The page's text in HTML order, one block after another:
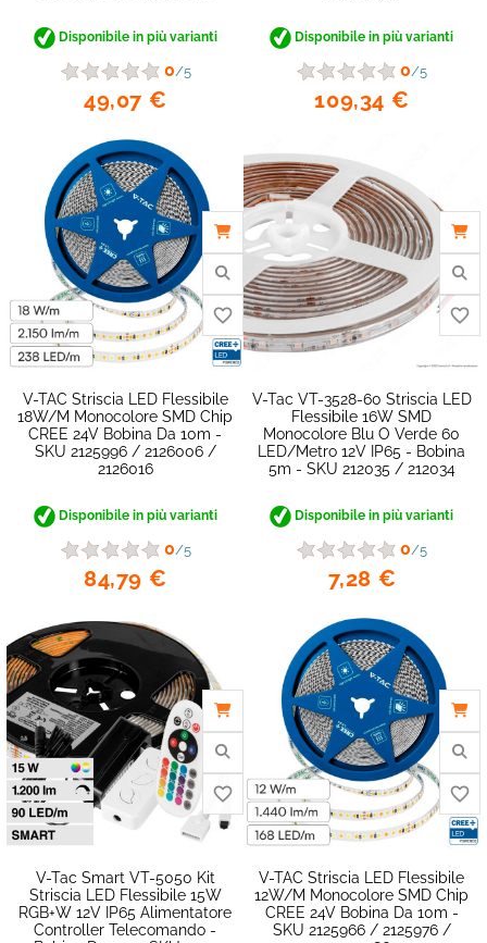
Disponibile in più varianti
0/5
49,07 €
Disponibile in più varianti
0/5
109,34 €
V-TAC Striscia LED Flessibile
18W/m Monocolore SMD Chip
CREE 24V Bobina Da 10m -
SKU 2125996 / 2126006 /
2126016
Disponibile in più varianti
0/5
84,79 €
V-Tac VT-3528-60 Striscia LED
Flessibile 16W SMD
Monocolore Blu O Verde 60
LED/metro 12V IP65 - Bobina
5m - SKU 212035 / 212034
Disponibile in più varianti
0/5
7,28 €
V-Tac Smart VT-5050 Kit
Striscia LED Flessibile 15W
RGB+W 12V IP65 Alimentatore
Controller Telecomando -
V-TAC Striscia LED Flessibile
12W/m Monocolore SMD Chip
CREE 24V Bobina Da 10m -
SKU 2125966 / 2125976 /